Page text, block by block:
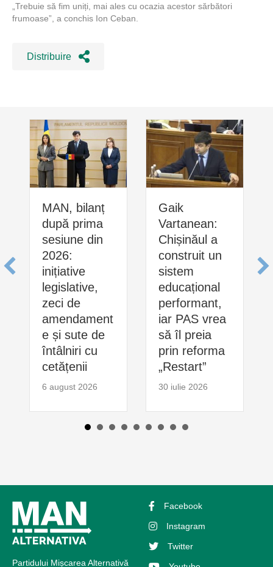
„Trebuie să fim uniți, mai ales cu ocazia acestor sărbători
frumoase”, a conchis Ion Ceban.
Distribuire
MAN, bilanț
după prima
sesiune din
2026:
inițiative
legislative,
zeci de
amendament
e și sute de
întâlniri cu
cetățenii
6 august 2026
Gaik
Vartanean:
Chișinăul a
construit un
sistem
educațional
performant,
iar PAS vrea
să îl preia
prin reforma
„Restart”
30 iulie 2026
Partidului Mișcarea Alternativă
Facebook
Instagram
Twitter